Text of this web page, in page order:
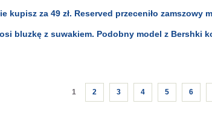
kupisz za 49 zł. Reserved przeceniło zamszowy
bluzkę z suwakiem. Podobny model z Bershki
1 2 3 4 5 6